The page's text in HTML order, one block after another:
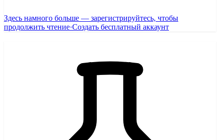
Здесь намного больше — зарегистрируйтесь, чтобы
продолжить чтение·Создать бесплатный аккаунт